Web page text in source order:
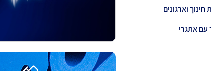
וארגונים
עם אתגרי